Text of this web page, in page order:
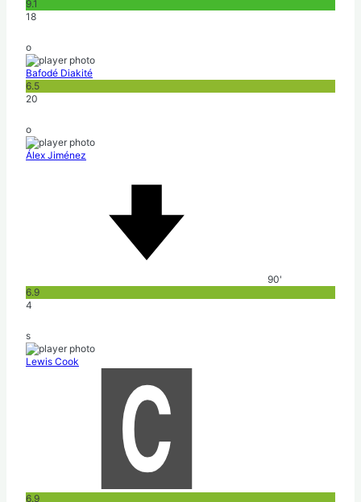
9.1
18
o
Bafodé Diakité
6.5
20
o
Álex Jiménez
90'
6.9
4
s
Lewis Cook
6.9